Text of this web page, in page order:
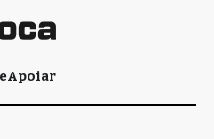
Apoiar